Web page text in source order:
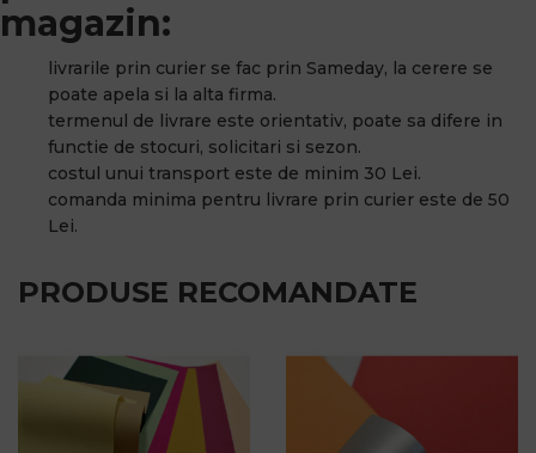
magazin:
livrarile prin curier se fac prin Sameday, la cerere se
poate apela si la alta firma.
termenul de livrare este orientativ, poate sa difere in
functie de stocuri, solicitari si sezon.
costul unui transport este de minim 30 Lei.
comanda minima pentru livrare prin curier este de 50
Lei.
PRODUSE RECOMANDATE